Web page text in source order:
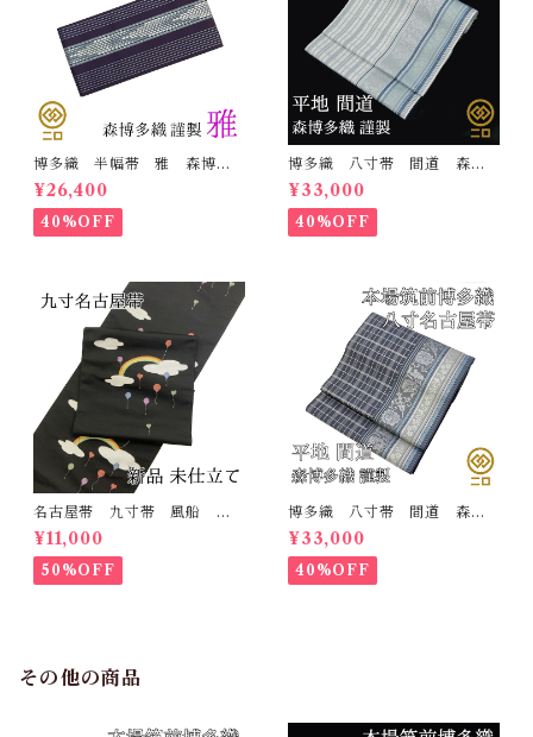
博多織 半幅帯 雅 森博多
織 正絹 リバーシブル 長
さ/3m78cm 日本製 和装
小袋帯 半巾帯
¥26,400
40%OFF
博多織 八寸帯 間道 森博
多織 正絹 日本製 未仕立
て 名古屋帯
¥33,000
40%OFF
名古屋帯 九寸帯 風船
雲 虹 正絹 日本製 九寸
名古屋帯
¥11,000
50%OFF
博多織 八寸帯 間道 森博
多織 正絹 日本製 未仕立
て 名古屋帯
¥33,000
40%OFF
その他の商品